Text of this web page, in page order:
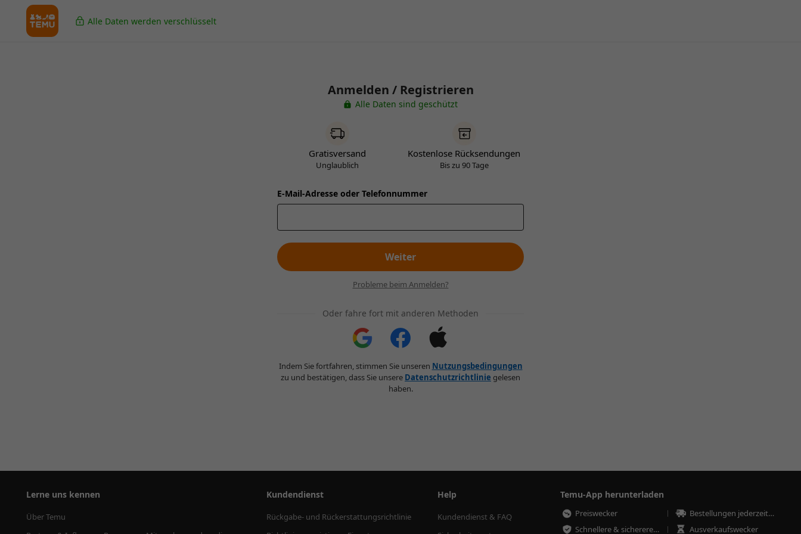
Alle Daten werden verschlüsselt
Anmelden / Registrieren
Alle Daten sind geschützt
Gratisversand
Unglaublich
Kostenlose Rücksendungen
Bis zu 90 Tage
E-Mail-Adresse oder Telefonnummer
Weiter
Probleme beim Anmelden?
Oder fahre fort mit anderen Methoden
Indem Sie fortfahren, stimmen Sie unseren Nutzungsbedingungen
zu und bestätigen, dass Sie unsere Datenschutzrichtlinie gelesen
haben.
Lerne uns kennen
Über Temu
Kundendienst
Rückgabe- und Rückerstattungsrichtlinie
Help
Kundendienst & FAQ
Temu-App herunterladen
Preiswecker
Bestellungen jederzeit nachverfolgen
Schnellere & sicherere Bestellungen
Ausverkaufswecker